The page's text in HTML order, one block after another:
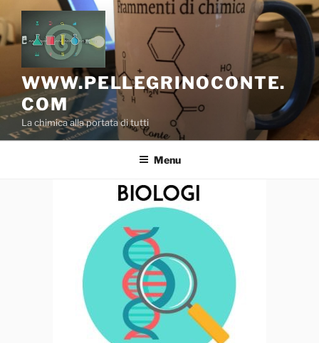
Salta
al
contenuto
WWW.PELLEGRINOCONTE.
COM
La chimica alla portata di tutti
Menu